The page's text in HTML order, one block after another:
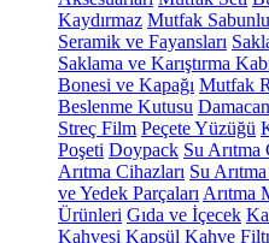
Kaydırmaz Mutfak
Seramik ve Fayansları
Saklama ve Karıştırma
Bonesi ve Kapağı Mutfak
Beslenme Kutusu
Streç Film Peçete Yüzüğü
Poşeti Doypack Su Arıtma
Arıtma Cihazları Su
ve Yedek Parçaları Arıtma
Ürünleri Gıda ve İçecek
Kahvesi Kapsül Kahve